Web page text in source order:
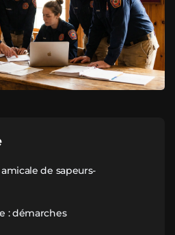
de sapeurs-
: démarches